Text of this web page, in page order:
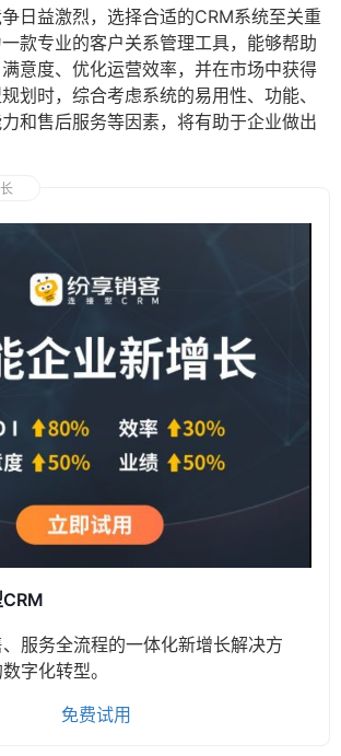
日益激烈，选择合适的CRM系统至关重
款专业的客户关系管理工具，能够帮助
意度、优化运营效率，并在市场中获得
划时，综合考虑系统的易用性、功能、
和售后服务等因素，将有助于企业做出
服务全流程的一体化新增长解决方
字化转型。
免费试用